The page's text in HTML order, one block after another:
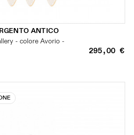
ANTICO
- colore Avorio -
295,00 €